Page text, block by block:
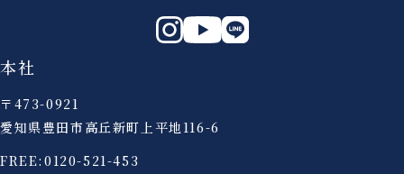
本社
〒473-0921
愛知県豊田市高丘新町上平地116-6
FREE: 0120-521-453